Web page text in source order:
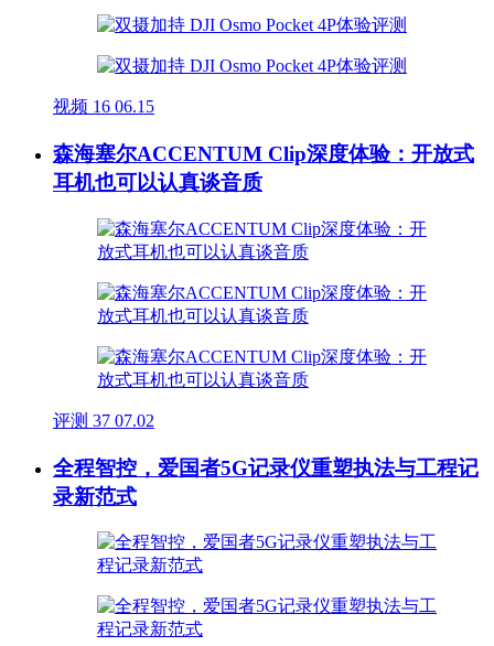
视频 16 06.15
森海塞尔ACCENTUM Clip深度体验：开放式
耳机也可以认真谈音质
评测 37 07.02
全程智控，爱国者5G记录仪重塑执法与工程记
录新范式